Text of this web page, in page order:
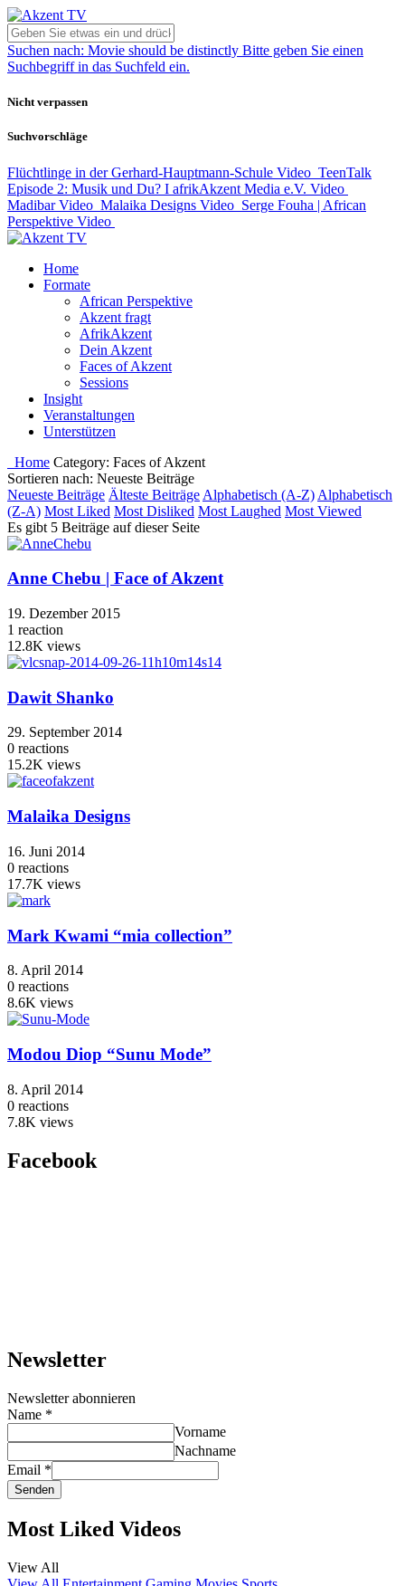
Suchen nach: Movie should be distinctly Bitte geben Sie einen
Suchbegriff in das Suchfeld ein.
Nicht verpassen
Suchvorschläge
Flüchtlinge in der Gerhard-Hauptmann-Schule Video TeenTalk
Episode 2: Musik und Du? I afrikAkzent Media e.V. Video
Madibar Video Malaika Designs Video Serge Fouha | African
Perspektive Video
Home
Formate
African Perspektive
Akzent fragt
AfrikAkzent
Dein Akzent
Faces of Akzent
Sessions
Insight
Veranstaltungen
Unterstützen
Home Category: Faces of Akzent
Sortieren nach: Neueste Beiträge
Neueste Beiträge Älteste Beiträge Alphabetisch (A-Z) Alphabetisch
(Z-A) Most Liked Most Disliked Most Laughed Most Viewed
Es gibt 5 Beiträge auf dieser Seite
Anne Chebu | Face of Akzent
19. Dezember 2015
1 reaction
12.8K views
Dawit Shanko
29. September 2014
0 reactions
15.2K views
Malaika Designs
16. Juni 2014
0 reactions
17.7K views
Mark Kwami “mia collection”
8. April 2014
0 reactions
8.6K views
Modou Diop “Sunu Mode”
8. April 2014
0 reactions
7.8K views
Facebook
Newsletter
Newsletter abonnieren
Name *
Vorname
Nachname
Email *
Senden
Most Liked Videos
View All